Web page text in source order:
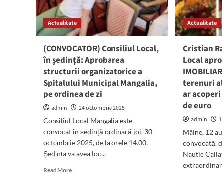
Mangaliei
pe
de
zi:
ale
de
și
Actualitate
(CONVOCATOR) Consiliul Local,
în ședință: Aprobarea
structurii organizatorice a
Spitalului Municipal Mangalia,
pe ordinea de zi
admin
24 octombrie 2025
Consiliul Local Mangalia este
convocat în ședință ordinară joi, 30
octombrie 2025, de la orele 14.00.
Ședința va avea loc...
Read MoreRead
Actualitate
Cristian
Local
terenuri
ar
de euro
admin
Mâine, 12
convocată,
Nautic